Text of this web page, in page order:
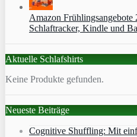
Amazon
Schlaftracker, Kindle und
Aktuelle Schlafshirts
Keine Produkte gefunden.
Neueste Beiträge
Cognitive Shuffling: Mit